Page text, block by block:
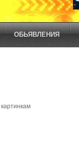
ОБЬЯВЛЕНИЯ